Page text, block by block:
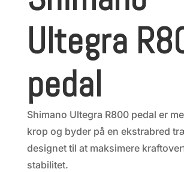
VærktøjUltegra
pedal
Shimano Ultegra R800 pedal er
krop og byder på en ekstrabred
designet til at maksimere
stabilitet.